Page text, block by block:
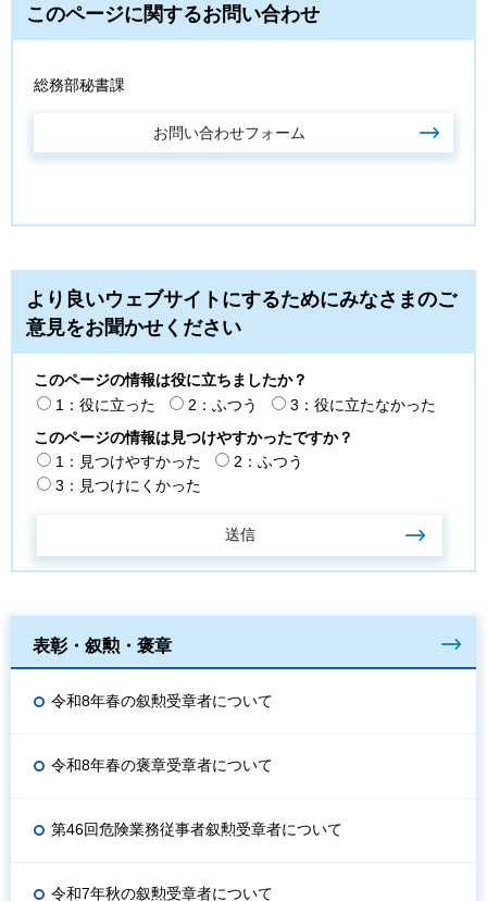
このページに関するお問い合わせ
総務部秘書課
より良いウェブサイトにするためにみなさまのご
意見をお聞かせください
このページの情報は役に立ちましたか？
1：役に立った
2：ふつう
3：役に立たなかった
このページの情報は見つけやすかったですか？
1：見つけやすかった
2：ふつう
3：見つけにくかった
表彰・叙勲・褒章
令和8年春の叙勲受章者について
令和8年春の褒章受章者について
第46回危険業務従事者叙勲受章者について
令和7年秋の叙勲受章者について